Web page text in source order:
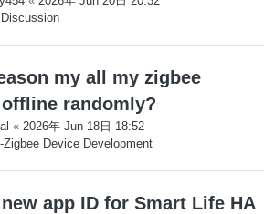
my all my zigbee
randomly?
« 2026年 Jun 18日 18:52
Zigbee Device Development
app ID for Smart Life HA